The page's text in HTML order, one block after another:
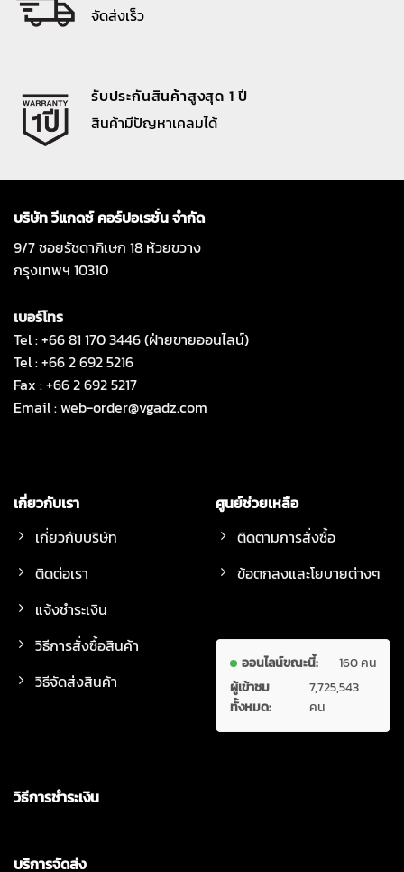
จัดส่งเร็ว
รับประกันสินค้าสูงสุด 1 ปี
สินค้ามีปัญหาเคลมได้
บริษัท วีแกดซ์ คอร์ปอเรชั่น จำกัด
9/7 ซอยรัชดาภิเษก 18 ห้วยขวาง
กรุงเทพฯ 10310
เบอร์โทร
Tel : +66 81 170 3446 (ฝ่ายขายออนไลน์)
Tel : +66 2 692 5216
Fax : +66 2 692 5217
Email :web-order@vgadz.com
เกี่ยวกับเรา
เกี่ยวกับบริษัท
ติดต่อเรา
แจ้งชำระเงิน
วิธีการสั่งซื้อสินค้า
วิธีจัดส่งสินค้า
ศูนย์ช่วยเหลือ
ติดตามการสั่งซื้อ
ข้อตกลงและโยบายต่างๆ
ออนไลน์ขณะนี้:
160 คน
ผู้เข้าชม
ทั้งหมด:
7,725,543
คน
วิธีการชำระเงิน
บริการจัดส่ง